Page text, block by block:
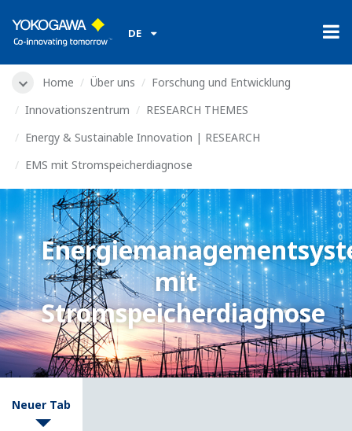
DE
Home Über uns
Forschung und Entwicklung
Innovationszentrum
RESEARCH THEMES
Energy & Sustainable Innovation | RESEARCH
EMS mit Stromspeicherdiagnose
mit
Stromspeicherdiagnose
Neuer Tab